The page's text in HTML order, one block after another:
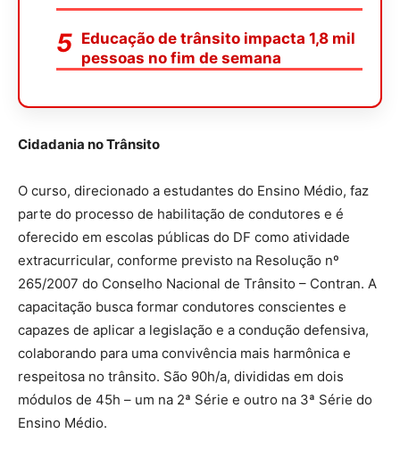
Educação de trânsito impacta 1,8 mil
pessoas no fim de semana
Cidadania no Trânsito
O curso, direcionado a estudantes do Ensino Médio, faz
parte do processo de habilitação de condutores e é
oferecido em escolas públicas do DF como atividade
extracurricular, conforme previsto na Resolução nº
265/2007 do Conselho Nacional de Trânsito – Contran. A
capacitação busca formar condutores conscientes e
capazes de aplicar a legislação e a condução defensiva,
colaborando para uma convivência mais harmônica e
respeitosa no trânsito. São 90h/a, divididas em dois
módulos de 45h – um na 2ª Série e outro na 3ª Série do
Ensino Médio.